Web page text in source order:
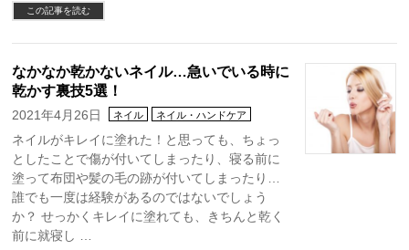
この記事を読む
なかなか乾かないネイル…急いでいる時に
乾かす裏技5選！
2021年4月26日 ネイル ネイル・ハンドケア
ネイルがキレイに塗れた！と思っても、ちょっ
としたことで傷が付いてしまったり、寝る前に
塗って布団や髪の毛の跡が付いてしまったり…
誰でも一度は経験があるのではないでしょう
か？ せっかくキレイに塗れても、きちんと乾く
前に就寝し …